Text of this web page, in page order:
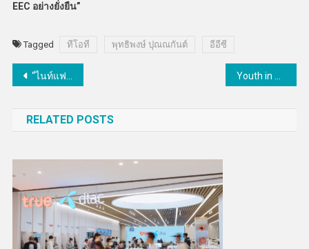
EEC อย่างยั่งยืน”
Tagged ทีโอที พุทธิพงษ์ ปุณณกันต์ อีอีซี
แนะแนว
“ไนท์แฟรงค์” แต่งตั้งกรรมการผู้จัดการคนใหม่ ตั้งเป้าเป็นผู้นำด้านที่ปรึกษาอสังหาฯ ในไทย Youth in Charge จุดเริ่มต้นเล็กๆ สู่ก้าวที่ยิ่งใหญ่
RELATED POSTS